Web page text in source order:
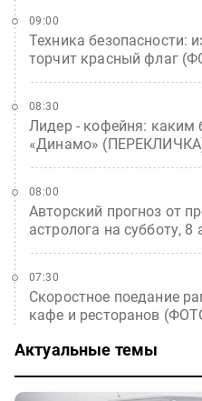
Техника безопасности:
торчит красный флаг
09:00
Лидер - кофейня: каким
«Динамо»
08:30
Авторский прогноз от
астролога на субботу, 8
08:00
Скоростное поедание
кафе и ресторанов
07:30
Актуальные темы